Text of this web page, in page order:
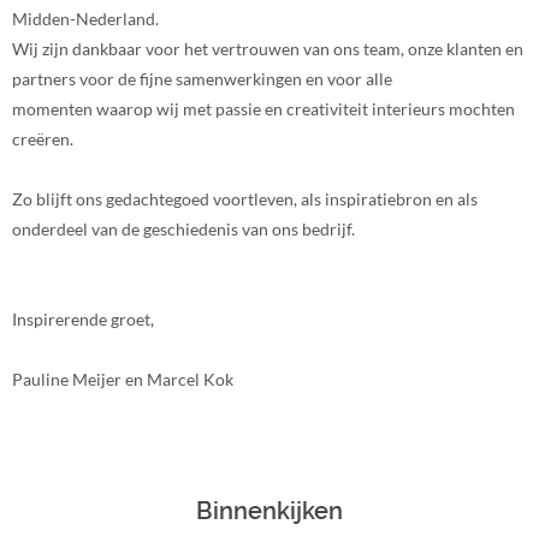
Midden-Nederland.
Wij zijn dankbaar voor het vertrouwen van ons team, onze klanten en
partners voor de fijne samenwerkingen en voor alle
momenten waarop wij met passie en creativiteit interieurs mochten
creëren.
Zo blijft ons gedachtegoed voortleven, als inspiratiebron en als
onderdeel van de geschiedenis van ons bedrijf.
Inspirerende groet,
Pauline Meijer en Marcel Kok
Binnenkijken